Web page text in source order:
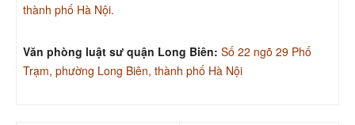
thành phố Hà Nội.
Văn phòng luật sư quận Long Biên: Số 22 ngõ 29 Phố
Trạm, phường Long Biên, thành phố Hà Nội